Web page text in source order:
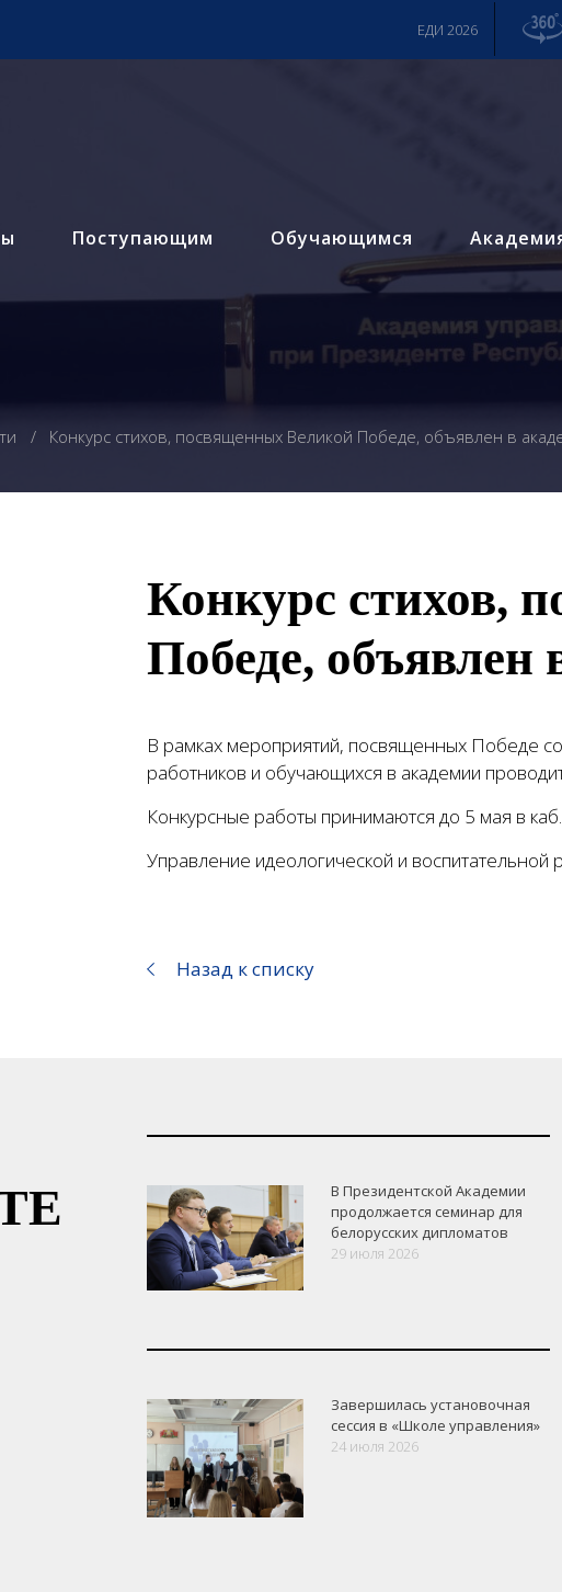
Поступающим Обучающимся
ЕДИ 2026
Конкурс стихов, посвященных Великой Победе, объявлен в
Конкурс стихов,
Победе, объявлен
В рамках мероприятий, посвященных Победе
работников и обучающихся в академии
Конкурсные работы принимаются до 5 мая в
Управление идеологической и воспитательной
Назад к списку
В Президентской Академии
продолжается семинар для
белорусских дипломатов
29 июля 2026
Завершилась установочная
сессия в «Школе управления»
24 июля 2026